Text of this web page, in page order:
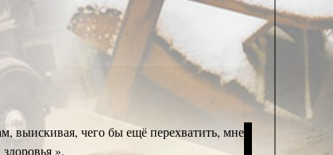
выискивая, чего бы ещё перехватить, мне
».